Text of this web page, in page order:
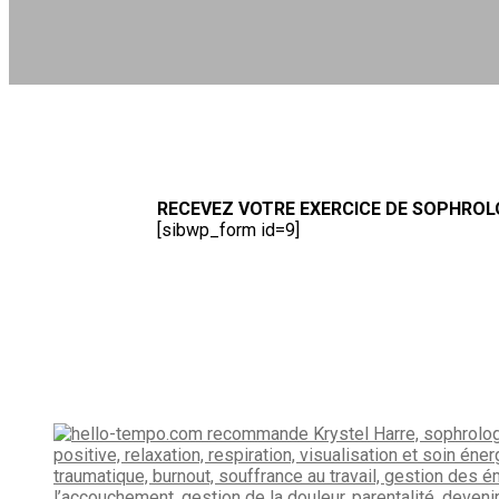
RECEVEZ VOTRE EXERCICE DE
[sibwp_form id=9]